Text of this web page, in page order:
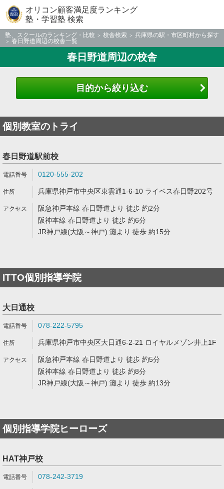
オリコン顧客満足度ランキング
塾・学習塾 検索
塾、スクールのランキング・比較 校舎検索
兵庫県の駅・市区町村から探す
春日野道周辺の校舎一覧
春日野道周辺の校舎
目的から絞り込む
個別教室のトライ
春日野道駅前校
0120-555-202
兵庫県神戸市中央区東雲通1-6-10 ライベス春日野202号
阪急神戸本線 春日野道より 徒歩 約2分
阪神本線 春日野道より 徒歩 約6分
JR神戸線(大阪～神戸) 灘より 徒歩 約15分
ITTO個別指導学院
大日通校
078-222-5795
兵庫県神戸市中央区大日通6-2-21 ロイヤルメゾン井上1F
阪急神戸本線 春日野道より 徒歩 約5分
阪神本線 春日野道より 徒歩 約8分
JR神戸線(大阪～神戸) 灘より 徒歩 約13分
個別指導学院ヒーローズ
HAT神戸校
078-242-3719